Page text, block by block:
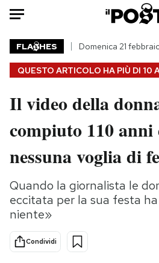
Auto
HOME
Italia
Politica
Tecnologia
Scienza
Cultura
Sport
QUESTO ARTICOLO HA PIÙ DI 10
FLA HES Domenica 21
Il video della
compiuto 110 anni
nessuna voglia di
Quando la giornalista le
eccitata per la sua festa
niente»
Condividi